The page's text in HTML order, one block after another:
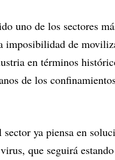
uno de los sectores
imposibilidad de
en términos
de los
ya piensa en
que seguirá